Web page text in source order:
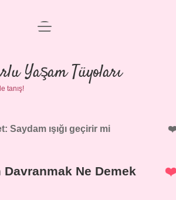
Anasayfa
Gizlilik Politikası
Yasal Uyarı
menüyü
Yaşam Tüyoları
tanış!
Saydam ışığı geçirir mi
Davranmak Ne Demek